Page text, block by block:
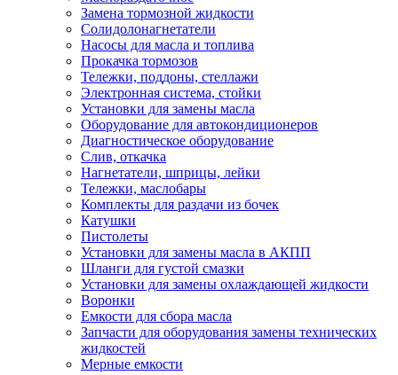
Замена тормозной жидкости
Солидолонагнетатели
Насосы для масла и топлива
Прокачка тормозов
Тележки, поддоны, стеллажи
Электронная система, стойки
Установки для замены масла
Оборудование для автокондиционеров
Диагностическое оборудование
Слив, откачка
Нагнетатели, шприцы, лейки
Тележки, маслобары
Комплекты для раздачи из бочек
Катушки
Пистолеты
Установки для замены масла в АКПП
Шланги для густой смазки
Установки для замены охлаждающей жидкости
Воронки
Емкости для сбора масла
Запчасти для оборудования замены технических
жидкостей
Мерные емкости